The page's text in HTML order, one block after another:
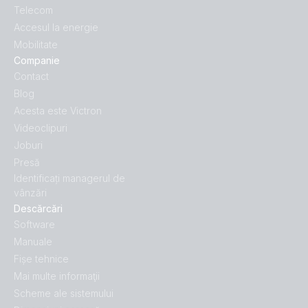
Descărcări
Software
Manuale
Fișe tehnice
Mai multe informaţii
Scheme ale sistemului
Telecom
Accesul la energie
Mobilitate
Companie
Contact
Blog
Acesta este Victron
Videoclipuri
Joburi
Presă
Identificați managerul de
vânzări